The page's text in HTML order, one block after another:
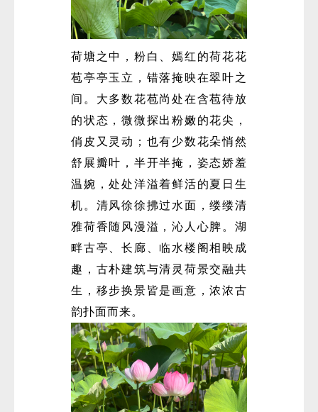
荷塘之中，粉白、嫣红的荷花花
苞亭亭玉立，错落掩映在翠叶之
间。大多数花苞尚处在含苞待放
的状态，微微探出粉嫩的花尖，
俏皮又灵动；也有少数花朵悄然
舒展瓣叶，半开半掩，姿态娇羞
温婉，处处洋溢着鲜活的夏日生
机。清风徐徐拂过水面，缕缕清
雅荷香随风漫溢，沁人心脾。湖
畔古亭、长廊、临水楼阁相映成
趣，古朴建筑与清灵荷景交融共
生，移步换景皆是画意，浓浓古
韵扑面而来。